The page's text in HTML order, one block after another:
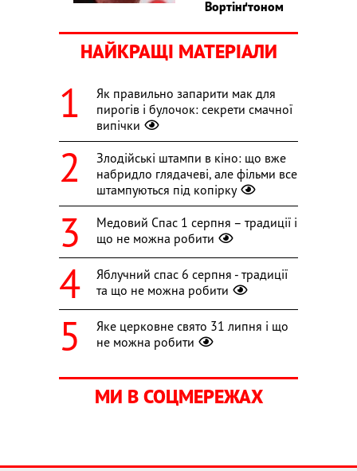
Вортінґтоном
НАЙКРАЩІ МАТЕРІАЛИ
Як правильно запарити мак для
пирогів і булочок: секрети смачної
випічки
Злодійські штампи в кіно: що вже
набридло глядачеві, але фільми все
штампуються під копірку
Медовий Спас 1 серпня – традиції і
що не можна робити
Яблучний спас 6 серпня - традиції
та що не можна робити
Яке церковне свято 31 липня і що
не можна робити
МИ В СОЦМЕРЕЖАХ